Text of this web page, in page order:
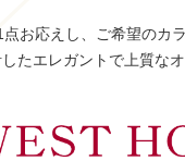
お応えし、ご希望のカ
たエレガントで上質な